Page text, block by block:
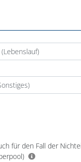
für den Fall der